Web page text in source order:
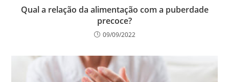
Qual a relação da alimentação com a puberdade
precoce?
09/09/2022